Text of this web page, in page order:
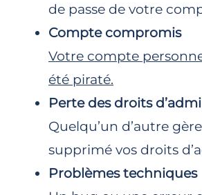
de passe de votre
Compte compromis
Votre compte
été piraté.
Perte des droits
Quelqu’un d’autre
supprimé vos droits
Problèmes techniques